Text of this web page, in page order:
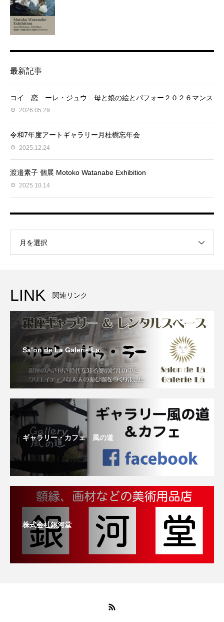
最新記事
コイ 恋 ーレ・ジュウ 母と娘の絵とパフォー２０２６マンス
2026.05.29
令和7年度アートギャラリー月桂樹忘年会
2025.12.24
渡邉素子 個展 Motoko Watanabe Exhibition
2025.10.14
月を選択
LINK 関連リンク
Salon de La Galerie La
ギャラリー・カフェ 風の道
株式会社銀河堂